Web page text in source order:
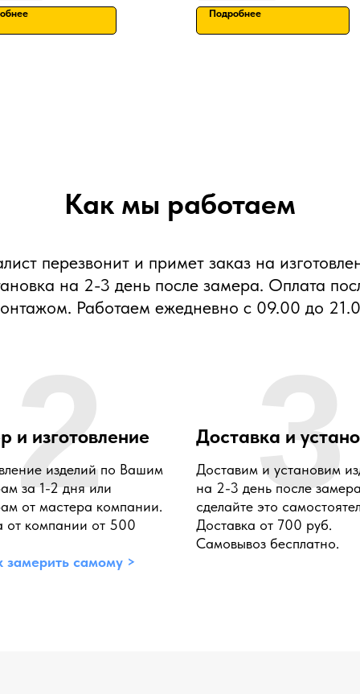
Подробнее
Как мы работаем
перезвонит и примет заказ на
на 2-3 день после замера. Оплата
Работаем ежедневно с 09.00 до
и изготовление
изделий по Вашим
за 1-2 дня или
от мастера компании.
от компании от 500
замерить самому >
2 Доставка и
Доставим и установим
на 2-3 день после
сделайте это
Доставка от 700 руб.
Самовывоз бесплатно.
3